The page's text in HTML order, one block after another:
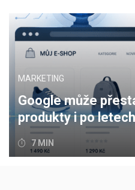
MARKETING
Google může
produkty i po
7 MIN